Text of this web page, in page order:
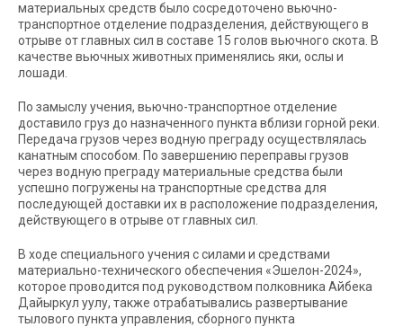
материальных средств было сосредоточено вьючно-
транспортное отделение подразделения, действующего в
отрыве от главных сил в составе 15 голов вьючного скота. В
качестве вьючных животных применялись яки, ослы и
лошади.
По замыслу учения, вьючно-транспортное отделение
доставило груз до назначенного пункта вблизи горной реки.
Передача грузов через водную преграду осуществлялась
канатным способом. По завершению переправы грузов
через водную преграду материальные средства были
успешно погружены на транспортные средства для
последующей доставки их в расположение подразделения,
действующего в отрыве от главных сил.
В ходе специального учения с силами и средствами
материально-технического обеспечения «Эшелон-2024»,
которое проводится под руководством полковника Айбека
Дайыркул уулу, также отрабатывались развертывание
тылового пункта управления, сборного пункта